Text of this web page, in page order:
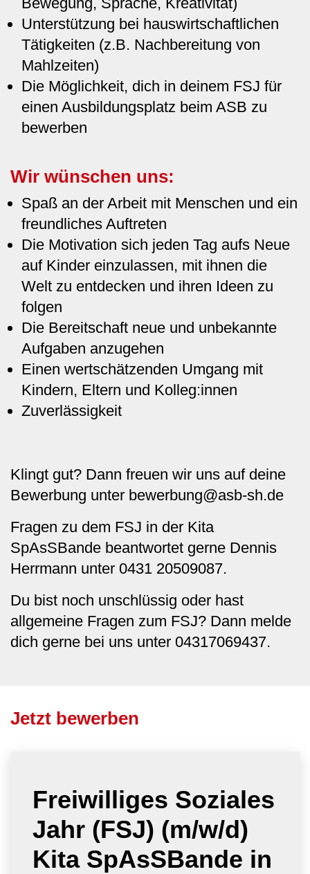
Unterstützung bei hauswirtschaftlichen
Tätigkeiten (z.B. Nachbereitung von
Mahlzeiten)
Die Möglichkeit, dich in deinem FSJ für
einen Ausbildungsplatz beim ASB zu
bewerben
Wir wünschen uns:
Spaß an der Arbeit mit Menschen und ein
freundliches Auftreten
Die Motivation sich jeden Tag aufs Neue
auf Kinder einzulassen, mit ihnen die
Welt zu entdecken und ihren Ideen zu
folgen
Die Bereitschaft neue und unbekannte
Aufgaben anzugehen
Einen wertschätzenden Umgang mit
Kindern, Eltern und Kolleg:innen
Zuverlässigkeit
Klingt gut? Dann freuen wir uns auf deine
Bewerbung unter bewerbung@asb-sh.de
Fragen zu dem FSJ in der Kita
SpAsSBande beantwortet gerne Dennis
Herrmann unter 0431 20509087.
Du bist noch unschlüssig oder hast
allgemeine Fragen zum FSJ? Dann melde
dich gerne bei uns unter 04317069437.
Jetzt bewerben
Freiwilliges Soziales
Jahr (FSJ) (m/w/d)
Kita SpAsSBande in